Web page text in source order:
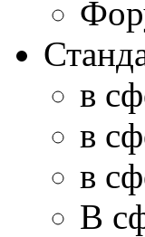
в
в
в
В